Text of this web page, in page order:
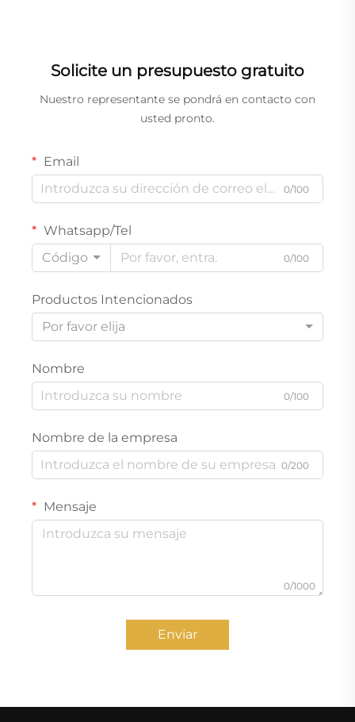
Solicite un presupuesto gratuito
Nuestro representante se pondrá en contacto con
usted pronto.
Email
0/100
Whatsapp/Tel
Código
0/100
Productos Intencionados
Por favor elija
Nombre
0/100
Nombre de la empresa
0/200
Mensaje
0/1000
Enviar